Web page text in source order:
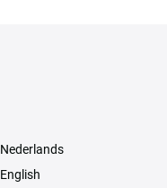
Nederlands
English